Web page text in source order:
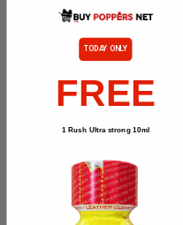
TODAY ONLY
FREE
1 Rush Ultra strong 10ml